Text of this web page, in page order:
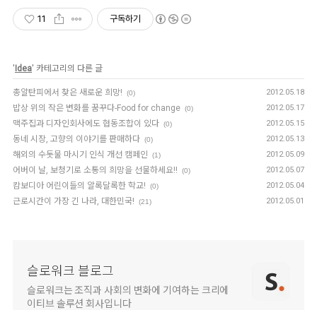
11 구독하기
' Idea' 카테고리의 다른 글
총알탄피에서 찾은 새로운 희망! (0) 2012.05.18
밥상 위의 작은 변화를 꿈꾸다-Food for change (0) 2012.05.17
맥주집과 디자인회사에도 협동조합이 있다 (0) 2012.05.15
동네 시장, 고향의 이야기를 판매하다 (0) 2012.05.13
해외의 수돗물 마시기 인식 개선 캠페인 (1) 2012.05.09
어버이 날, 보청기로 소통의 희망을 선물하세요!! (0) 2012.05.07
캄보디아 어린이들의 알록달록한 학교! (0) 2012.05.04
근로시간이 가장 긴 나라, 대한민국! (21) 2012.05.01
슬로워크 블로그
슬로워크는 조직과 사회의 변화에 기여하는 크리에
이티브 솔루션 회사입니다